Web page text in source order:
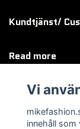
Kundtjänst/
Read more
Sociala medier
Vi
innehåll